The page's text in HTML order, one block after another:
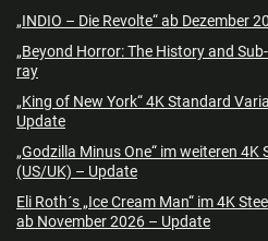
„INDIO – Die Revolte“ ab Dezember
„Beyond Horror: The History and
ray
„King of New York“ 4K Standard
Update
„Godzilla Minus One“ im weiteren
(US/UK) – Update
Eli Roth´s „Ice Cream Man“ im 4K
ab November 2026 – Update